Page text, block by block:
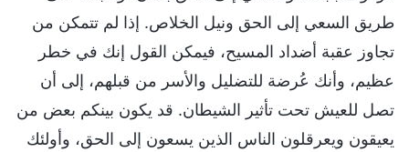
طريق السعي إلى الحق ونيل الخلاص. إذا لم تتمكن من
تجاوز عقبة أضداد المسيح، فيمكن القول إنك في خطر
عظيم، وأنك عُرضة للتضليل والأسر من قبلهم، إلى أن
تصل للعيش تحت تأثير الشيطان. قد يكون بينكم بعض من
يعيقون ويعرقلون الناس الذين يسعون إلى الحق، وأولئك